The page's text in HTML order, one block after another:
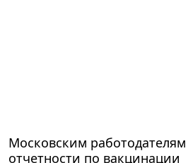
Московским
отчетности по вакцинации